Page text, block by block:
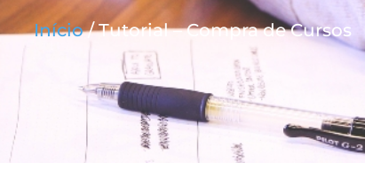
Início/ Tutorial – Compra de Cursos